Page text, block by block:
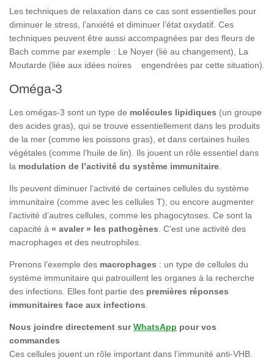
Les techniques de relaxation dans ce cas sont essentielles pour
diminuer le stress, l’anxiété et diminuer l’état oxydatif. Ces
techniques peuvent être aussi accompagnées par des fleurs de
Bach comme par exemple : Le Noyer (lié au changement), La
Moutarde (liée aux idées noires engendrées par cette situation).
Oméga-3
Les omégas-3 sont un type de molécules lipidiques (un groupe
des acides gras), qui se trouve essentiellement dans les produits
de la mer (comme les poissons gras), et dans certaines huiles
végétales (comme l’huile de lin). Ils jouent un rôle essentiel dans
la modulation de l’activité du système immunitaire
Ils peuvent diminuer l’activité de certaines cellules du système
immunitaire (comme avec les cellules T), ou encore augmenter
l’activité d’autres cellules, comme les phagocytoses. Ce sont la
capacité à « avaler » les pathogènes . C’est une activité des
macrophages et des neutrophiles.
Prenons l’exemple des macrophages : un type de cellules du
système immunitaire qui patrouillent les organes à la recherche
des infections. Elles font partie des premières réponses
immunitaires face aux infections.
Nous joindre directement surWhatsApp pour vos
commandes
Ces cellules jouent un rôle important dans l’immunité anti-VHB.